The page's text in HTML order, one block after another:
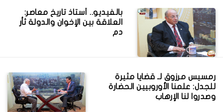
بالفيديو.. أستاذ تاريخ معاصر:
العلاقة بين الإخوان والدولة ثأر
دم
رمسيس مرزوق لـ قضايا مثيرة
للجدل: علمنا الأوروبيين الحضارة
وصدروا لنا الإرهاب